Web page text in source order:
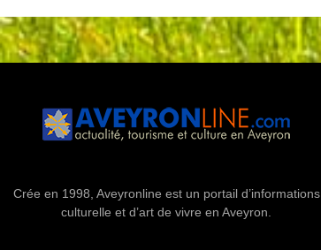
Crée en 1998, Aveyronline est un portail d’informations
culturelle et d’art de vivre en Aveyron.